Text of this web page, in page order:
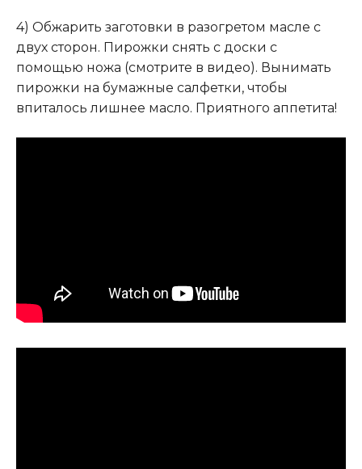
4) Обжарить заготовки в разогретом масле с
двух сторон. Пирожки снять с доски с
помощью ножа (смотрите в видео). Вынимать
пирожки на бумажные салфетки, чтобы
впиталось лишнее масло. Приятного аппетита!